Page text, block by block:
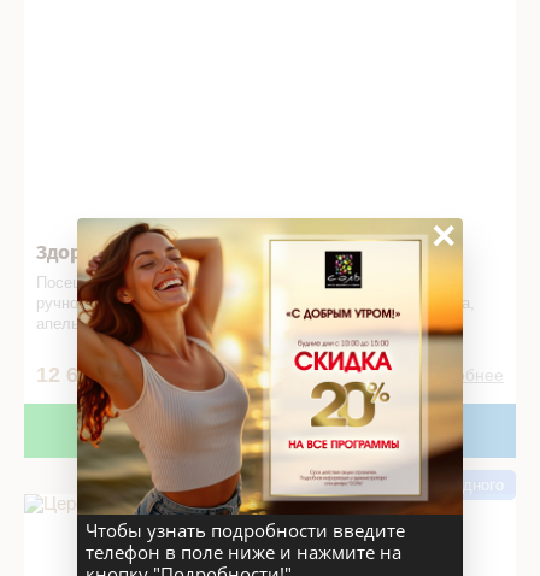
Здоровье +
Посещение общей зоны SPA, с
олевой пилинг, подводный
ручной душ, тонизирующий массаж, посещение фито бара,
апельсиновый сок, Алтайский чай с мёдом.
12 600 2ч 50м Подробнее
Записаться В подарок!
Церемония ЗЕМЛЯ в СПА салоне
Ретрит Для одного
×
Чтобы узнать подробности введите
телефон в поле ниже и нажмите на